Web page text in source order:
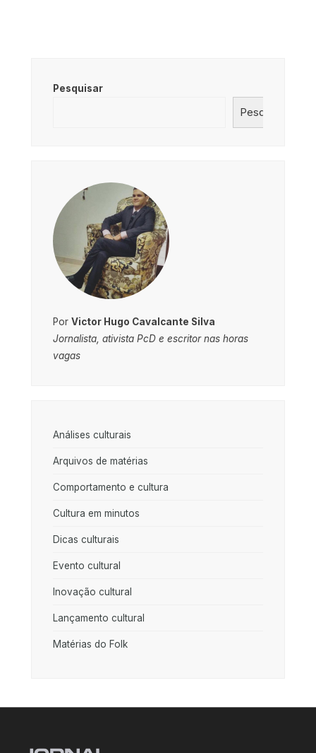
Pesquisar
Pesquisar
Por Victor Hugo Cavalcante Silva
Jornalista, ativista PcD e escritor nas horas
vagas
Análises culturais
Arquivos de matérias
Comportamento e cultura
Cultura em minutos
Dicas culturais
Evento cultural
Inovação cultural
Lançamento cultural
Matérias do Folk